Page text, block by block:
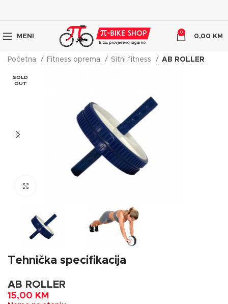
MENI
0
0,00 KM
Početna Fitness oprema Sitni fitness AB ROLLER
SOLD
OUT
Tehnička specifikacija
AB ROLLER
15,00 KM